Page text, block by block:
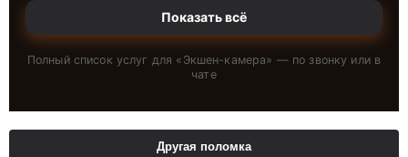
Показать всё
Полный список услуг для « Экшен-камера» — по звонку или в
чате
Другая поломка